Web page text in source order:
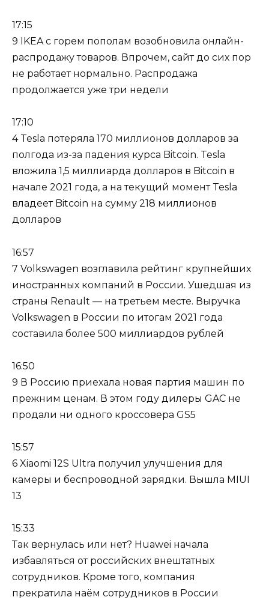
17:15
9 IKEA с горем пополам возобновила онлайн-
распродажу товаров. Впрочем, сайт до сих пор
не работает нормально. Распродажа
продолжается уже три недели
17:10
4 Tesla потеряла 170 миллионов долларов за
полгода из-за падения курса Bitcoin. Tesla
вложила 1,5 миллиарда долларов в Bitcoin в
начале 2021 года, а на текущий момент Tesla
владеет Bitcoin на сумму 218 миллионов
долларов
16:57
7 Volkswagen возглавила рейтинг крупнейших
иностранных компаний в России. Ушедшая из
страны Renault — на третьем месте. Выручка
Volkswagen в России по итогам 2021 года
составила более 500 миллиардов рублей
16:50
9 В Россию приехала новая партия машин по
прежним ценам. В этом году дилеры GAC не
продали ни одного кроссовера GS5
15:57
6 Xiaomi 12S Ultra получил улучшения для
камеры и беспроводной зарядки. Вышла MIUI
13
15:33
Так вернулась или нет? Huawei начала
избавляться от российских внештатных
сотрудников. Кроме того, компания
прекратила наём сотрудников в России